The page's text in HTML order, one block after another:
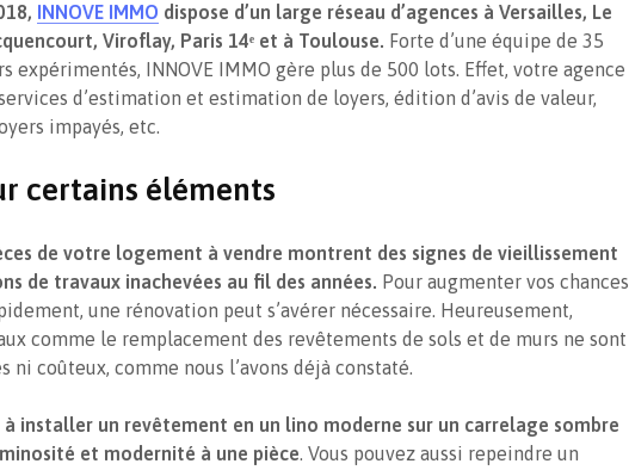
INNOVE IMMO dispose d’un large réseau d’agences à Versailles, Le
Viroflay, Paris 14ᵉ et à Toulouse. Forte d’une équipe de 35
expérimentés, INNOVE IMMO gère plus de 500 lots. Effet, votre agence
d’estimation et estimation de loyers, édition d’avis de valeur,
impayés, etc.
certains éléments
de votre logement à vendre montrent des signes de vieillissement
de travaux inachevées au fil des années. Pour augmenter vos chances
une rénovation peut s’avérer nécessaire. Heureusement,
comme le remplacement des revêtements de sols et de murs ne sont
ni coûteux, comme nous l’avons déjà constaté.
à installer un revêtement en un lino moderne sur un carrelage sombre
et modernité à une pièce. Vous pouvez aussi repeindre un